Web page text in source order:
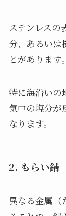
ステンレスの
分、あるいは
とがあります。
特に海沿いの
気中の塩分が
なります。
2. もらい錆
異なる金属（